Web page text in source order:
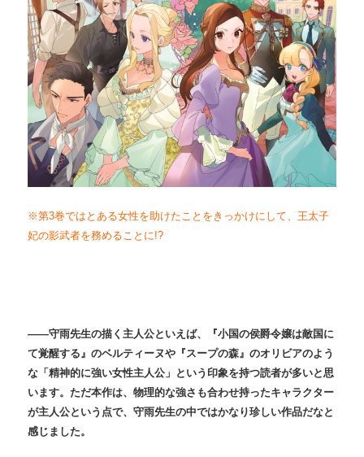
※第3巻ではとある女性を助けたことをきっかけにして、王太子
妃の影武者を務めることに!?
――守雨先生の描く主人公といえば、『小国の侯爵令嬢は敵国に
て覚醒する』のベルティーヌや『スープの森』のオリビアのよう
な「精神的に強い女性主人公」という印象を持つ読者が多いと思
います。ただ本作は、物理的な強さも合わせ持ったキャラクター
が主人公という点で、守雨先生の中ではかなり珍しい作品だなと
感じました。